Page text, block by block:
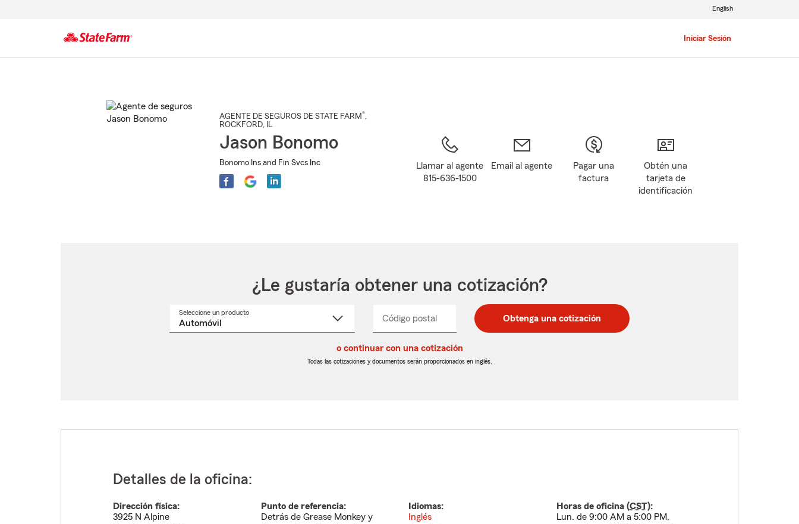
Iniciar Sesión
English
AGENTE DE SEGUROS DE STATE FARM®,
ROCKFORD, IL
Jason Bonomo
Bonomo Ins and Fin Svcs Inc
Llamar al agente
815-636-1500
Email al agente
Pagar una
factura
Obtén una
tarjeta de
identificación
¿Le gustaría obtener una cotización?
Seleccione un productoSeleccione
Código postal
postal
de
postal
de
_____ Obtenga una cotización
o continuar con una cotización
Todas las cotizaciones y documentos serán proporcionados en inglés.
Detalles de la oficina:
Dirección física:
3925 N Alpine
Punto de referencia:
Detrás de Grease Monkey y
Idiomas:
Inglés
Horas de oficina (CST):
Lun. de 9:00 AM a 5:00 PM,